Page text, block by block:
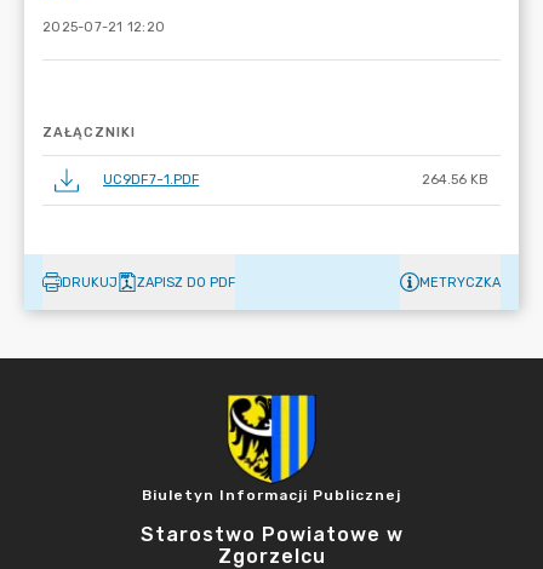
2025-07-21 12:20
ZAŁĄCZNIKI
UC9DF7~1.PDF 264.56 KB
DRUKUJ ZAPISZ DO PDF METRYCZKA
Biuletyn Informacji Publicznej
Starostwo Powiatowe w
Zgorzelcu